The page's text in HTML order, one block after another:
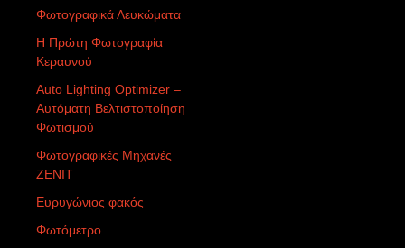
Φωτογραφικά Λευκώματα
Η Πρώτη Φωτογραφία
Κεραυνού
Auto Lighting Optimizer –
Αυτόματη Βελτιστοποίηση
Φωτισμού
Φωτογραφικές Μηχανές
ZENIT
Ευρυγώνιος φακός
Φωτόμετρο